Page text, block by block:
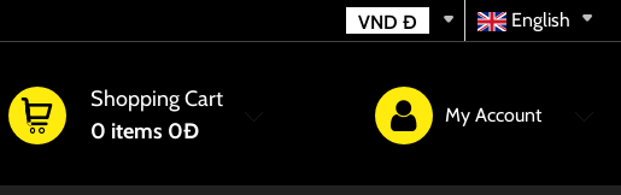
English
VND Đ
Shopping Cart
0 items 0Đ
My Account